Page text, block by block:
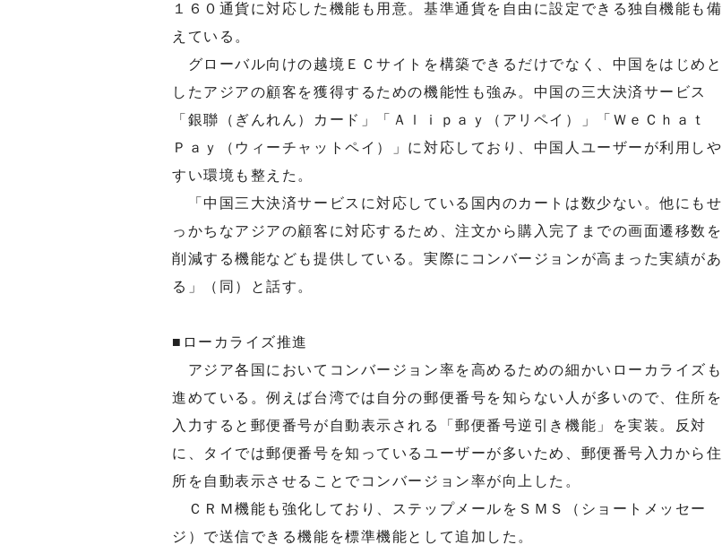
１６０通貨に対応した機能も用意。基準通貨を自由に設定できる独自機能も備
えている。
グローバル向けの越境ＥＣサイトを構築できるだけでなく、中国をはじめと
したアジアの顧客を獲得するための機能性も強み。中国の三大決済サービス
「銀聯（ぎんれん）カード」「Ａｌｉｐａｙ（アリペイ）」「ＷｅＣｈａｔ
Ｐａｙ（ウィーチャットペイ）」に対応しており、中国人ユーザーが利用しや
すい環境も整えた。
「中国三大決済サービスに対応している国内のカートは数少ない。他にもせ
っかちなアジアの顧客に対応するため、注文から購入完了までの画面遷移数を
削減する機能なども提供している。実際にコンバージョンが高まった実績があ
る」（同）と話す。
■ローカライズ推進
アジア各国においてコンバージョン率を高めるための細かいローカライズも
進めている。例えば台湾では自分の郵便番号を知らない人が多いので、住所を
入力すると郵便番号が自動表示される「郵便番号逆引き機能」を実装。反対
に、タイでは郵便番号を知っているユーザーが多いため、郵便番号入力から住
所を自動表示させることでコンバージョン率が向上した。
ＣＲＭ機能も強化しており、ステップメールをＳＭＳ（ショートメッセー
ジ）で送信できる機能を標準機能として追加した。